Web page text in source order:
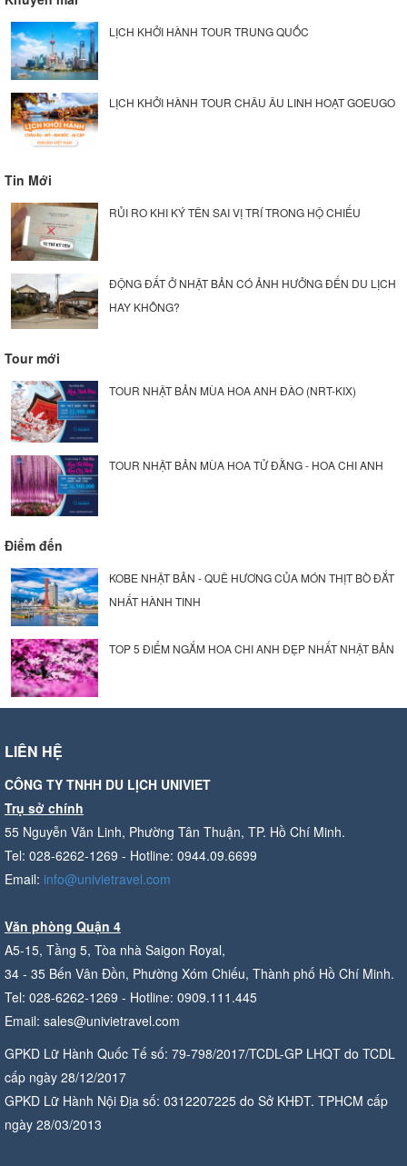
LỊCH KHỞI HÀNH TOUR TRUNG QUỐC
LỊCH KHỞI HÀNH TOUR CHÂU ÂU LINH HOẠT GOEUGO
Tin Mới
RỦI RO KHI KÝ TÊN SAI VỊ TRÍ TRONG HỘ CHIẾU
ĐỘNG ĐẤT Ở NHẬT BẢN CÓ ẢNH HƯỞNG ĐẾN DU LỊCH
HAY KHÔNG?
Tour mới
TOUR NHẬT BẢN MÙA HOA ANH ĐÀO (NRT-KIX)
TOUR NHẬT BẢN MÙA HOA TỬ ĐẰNG - HOA CHI ANH
Điểm đến
KOBE NHẬT BẢN - QUÊ HƯƠNG CỦA MÓN THỊT BÒ ĐẮT
NHẤT HÀNH TINH
TOP 5 ĐIỂM NGẮM HOA CHI ANH ĐẸP NHẤT NHẬT BẢN
LIÊN HỆ
CÔNG TY TNHH DU LỊCH UNIVIET
Trụ sở chính
55 Nguyễn Văn Linh, Phường Tân Thuận, TP. Hồ Chí Minh.
Tel: 028-6262-1269 - Hotline: 0944.09.6699
Email: info@univietravel.com
Văn phòng Quận 4
A5-15, Tầng 5, Tòa nhà Saigon Royal,
34 - 35 Bến Vân Đồn, Phường Xóm Chiếu, Thành phố Hồ Chí Minh.
Tel: 028-6262-1269 - Hotline: 0909.111.445
Email: sales@univietravel.com
GPKD Lữ Hành Quốc Tế số: 79-798/2017/TCDL-GP LHQT do TCDL
cấp ngày 28/12/2017
GPKD Lữ Hành Nội Địa số: 0312207225 do Sở KHĐT. TPHCM cấp
ngày 28/03/2013